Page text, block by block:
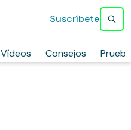
Vídeos Consejos
Suscríbete